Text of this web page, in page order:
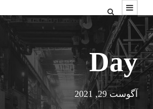
Day
آگوست 29, 2021